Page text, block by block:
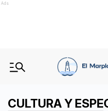
Ads
CULTURA Y